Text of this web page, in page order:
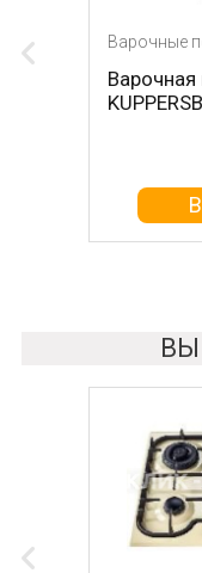
Варочные
Варочная